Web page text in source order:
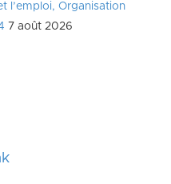
l’emploi, Organisation
7 août 2026